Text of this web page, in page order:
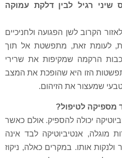
לבין דלקת עמוקה
הפגועה ולחניכיים
מתפשטת אל תוך
את שרירי
שהופכת את המצב
את הזיהום.
להספיק. אולם כאשר
לבד אינה
במקרים כאלה, ניקוז